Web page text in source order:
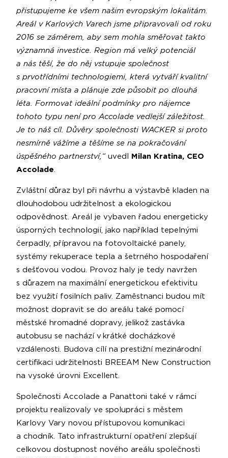
přistupujeme ke všem našim evropským lokalitám.
Areál v Karlových Varech jsme připravovali od roku
2016 se záměrem, aby sem mohla směřovat takto
významná investice. Region má velký potenciál
a nás těší, že do něj vstupuje společnost
s prvotřídními technologiemi, která vytváří kvalitní
pracovní místa a plánuje zde působit po dlouhá
léta. Formovat ideální podmínky pro nájemce
tohoto typu není pro Accolade vedlejší záležitost.
Je to náš cíl. Důvěry společnosti WACKER si proto
nesmírně vážíme a těšíme se na pokračování
úspěšného partnerství,“uvedl Milan Kratina, CEO
Accolade
Zvláštní důraz byl při návrhu a výstavbě kladen na
dlouhodobou udržitelnost a ekologickou
odpovědnost. Areál je vybaven řadou energeticky
úsporných technologií, jako například tepelnými
čerpadly, přípravou na fotovoltaické panely,
systémy rekuperace tepla a šetrného hospodaření
s dešťovou vodou. Provoz haly je tedy navržen
s důrazem na maximální energetickou efektivitu
bez využití fosilních paliv. Zaměstnanci budou mít
možnost dopravit se do areálu také pomocí
městské hromadné dopravy, jelikož zastávka
autobusu se nachází v krátké docházkové
vzdálenosti. Budova cílí na prestižní mezinárodní
certifikaci udržitelnosti BREEAM New Construction
na vysoké úrovni Excellent.
Společnosti Accolade a Panattoni také v rámci
projektu realizovaly ve spolupráci s městem
Karlovy Vary novou přístupovou komunikaci
a chodník. Tato infrastrukturní opatření zlepšují
celkovou dostupnost nového areálu společnosti